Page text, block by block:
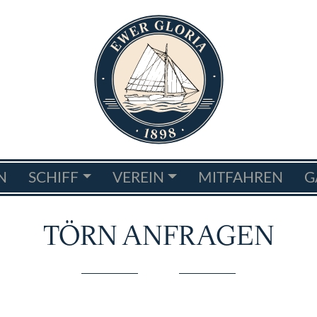
SCHIFF VEREIN MITFAHREN
TÖRN ANFRAGEN